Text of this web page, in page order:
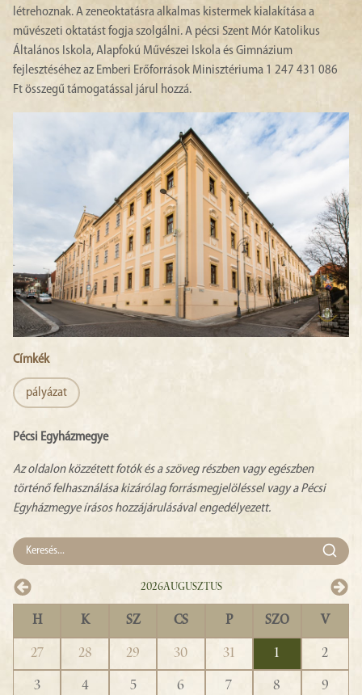
létrehoznak. A zeneoktatásra alkalmas kistermek kialakítása a
művészeti oktatást fogja szolgálni. A pécsi Szent Mór Katolikus
Általános Iskola, Alapfokú Művészei Iskola és Gimnázium
fejlesztéséhez az Emberi Erőforrások Minisztériuma 1 247 431 086
Ft összegű támogatással járul hozzá.
Címkék
pályázat
Pécsi Egyházmegye
Az oldalon közzétett fotók és a szöveg részben vagy egészben
történő felhasználása kizárólag forrásmegjelöléssel vagy a Pécsi
Egyházmegye írásos hozzájárulásával engedélyezett.
2026Augusztus
H K SZ CS P SZO V
27 28 29 30 31 1
2
3
4 5 6 7 8
9